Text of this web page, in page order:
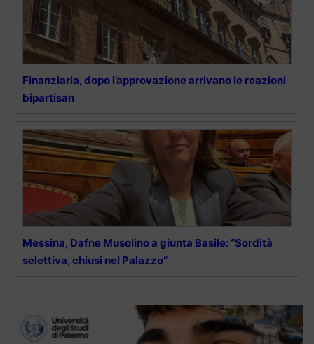
Finanziaria, dopo l’approvazione arrivano le reazioni
bipartisan
Messina, Dafne Musolino a giunta Basile: “Sordità
selettiva, chiusi nel Palazzo”